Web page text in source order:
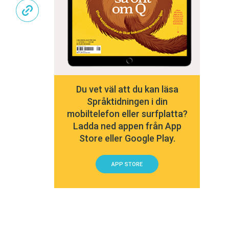
Du vet väl att du kan läsa
Språktidningen i din
mobiltelefon eller surfplatta?
Ladda ned appen från App
Store eller Google Play.
APP STORE